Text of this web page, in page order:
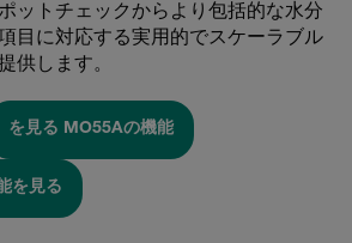
ットチェックからより包括的な水分
目に対応する実用的でスケーラブル
供します。
を見る MO55Aの機能
を見る